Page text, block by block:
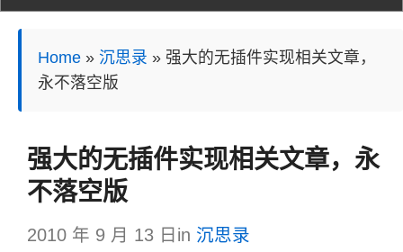
Home» 沉思录 » 强大的无插件实现相关文章，
永不落空版
强大的无插件实现相关文章，永
不落空版
2010 年 9 月 13 日 in 沉思录